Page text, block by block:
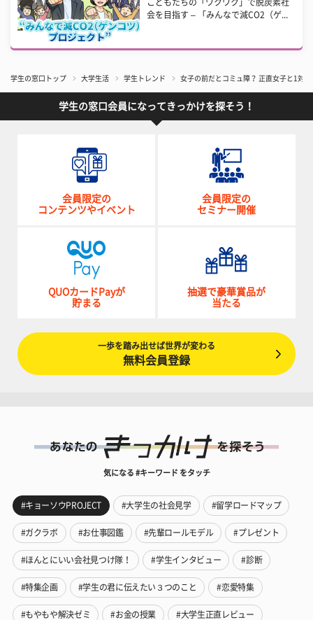
こどもたちの「ワクワク」で脱炭素社
会を目指す – 「みんなで減CO2（ゲ...
学生の窓口トップ 大学生活 学生トレンド 女子の前だとコミュ障？ 正直女子と1対1
学生の窓口会員になってきっかけを探そう！
会員限定の
コンテンツやイベント
会員限定の
セミナー開催
QUOカードPayが
貯まる
抽選で豪華賞品が
当たる
一歩を踏み出せば世界が変わる
無料会員登録
気になる #キーワード をタッチ
#キョーソウPROJECT #大学生の社会見学 #留学ロードマップ
#ガクラボ #お仕事図鑑 #先輩ロールモデル #プレゼント
#ほんとにいい会社見つけ隊！ #学生インタビュー #診断
#特集企画 #学生の君に伝えたい３つのこと #恋愛特集
#もやもや解決ゼミ #お金の授業 #大学生正直レビュー